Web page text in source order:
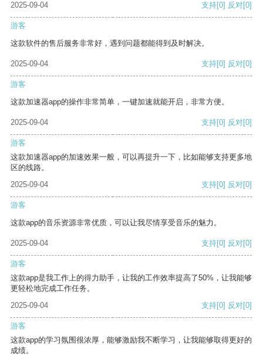
2025-09-04
支持[0] 反对[0]
游客
这款软件的售后服务非常好，遇到问题都能得到及时解决。
2025-09-04 支持[0] 反对[0]
游客
这款加速器app的操作非常简单，一键加速就能开启，非常方便。
2025-09-04 支持[0] 反对[0]
游客
这款加速器app的加速效果一般，可以再提升一下，比如能够支持更多地
区的线路。
2025-09-04
支持[0] 反对[0]
游客
这款app的音乐资源非常优质，可以让我尽情享受音乐的魅力。
2025-09-04 支持[0] 反对[0]
游客
这款app是我工作上的得力助手，让我的工作效率提高了50%，让我能够
更轻松地完成工作任务。
2025-09-04
支持[0] 反对[0]
游客
这款app的学习氛围很浓厚，能够激励我不断学习，让我能够取得更好的
成绩。